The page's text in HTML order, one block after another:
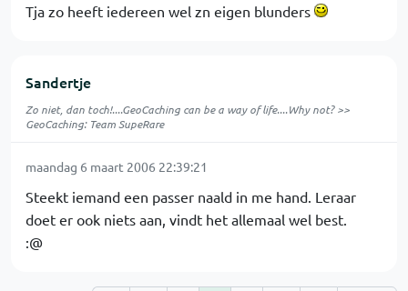
Tja zo heeft iedereen wel zn eigen blunders
Sandertje
Zo niet, dan toch!....GeoCaching can be a way of life....Why not? >>
GeoCaching: Team SupeRare
maandag 6 maart 2006 22:39:21
Steekt iemand een passer naald in me hand. Leraar
doet er ook niets aan, vindt het allemaal wel best.
:@